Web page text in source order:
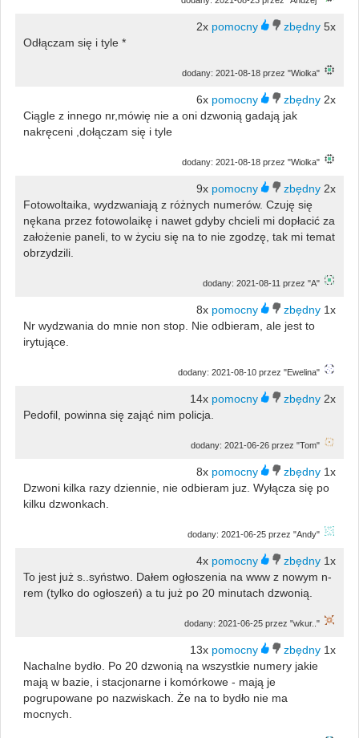
2x
5x
Odłączam się i tyle *
dodany: 2021-08-18 przez "Wiolka"
6x
2x
Ciągle z innego nr,mówię nie a oni dzwonią gadają jak
nakręceni ,dołączam się i tyle
dodany: 2021-08-18 przez "Wiolka"
9x
2x
Fotowoltaika, wydzwaniają z różnych numerów. Czuję się
nękana przez fotowolaikę i nawet gdyby chcieli mi dopłacić za
założenie paneli, to w życiu się na to nie zgodzę, tak mi temat
obrzydzili.
dodany: 2021-08-11 przez "A"
8x
1x
Nr wydzwania do mnie non stop. Nie odbieram, ale jest to
irytujące.
dodany: 2021-08-10 przez "Ewelina"
14x
2x
Pedofil, powinna się zająć nim policja.
dodany: 2021-06-26 przez "Tom"
8x
1x
Dzwoni kilka razy dziennie, nie odbieram juz. Wyłącza się po
kilku dzwonkach.
dodany: 2021-06-25 przez "Andy"
4x
1x
To jest już s..syństwo. Dałem ogłoszenia na www z nowym n-
rem (tylko do ogłoszeń) a tu już po 20 minutach dzwonią.
dodany: 2021-06-25 przez "wkur.."
13x
1x
Nachalne bydło. Po 20 dzwonią na wszystkie numery jakie
mają w bazie, i stacjonarne i komórkowe - mają je
pogrupowane po nazwiskach. Że na to bydło nie ma
mocnych.